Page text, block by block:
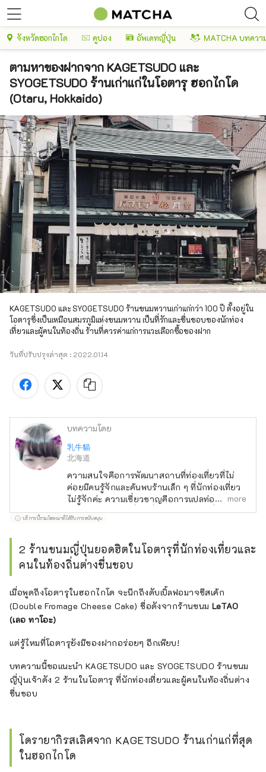
จังหวัดฮอกไกโด คูปอง อัพเดทญี่ปุ่น MATCHA บทควา
ตามหาของฝากจาก KAGETSUDO และ
SYOGETSUDO ร้านเก่าแก่ในโอตารุ ฮอกไกโด
(Otaru, Hokkaido)
KAGETSUDO และ SYOGETSUDO ร้านขนมหวานเก่าแก่กว่า 100 ปี ตั้งอยู่ใน
โอตารุซึ่งเป็นเหมือนสมรภูมิแห่งขนมหวาน เป็นที่รักและชื่นชอบของนักท่อง
เที่ยวและผู้คนในท้องถิ่น ร้านที่ควรค่าแก่การแวะเลือกซื้อของฝาก
วันที่ปรับปรุงล่าสุด : 2022.01.14
บทความโดย
乳牛貓
北海道
ความสนใจคือการพัฒนาสถานที่ท่องเที่ยวที่ไม่
ค่อยมีคนรู้จักและค้นพบร้านเล็ก ๆ ที่นักท่องเที่ยว
ไม่รู้จักค่ะ ความเชี่ยวชาญคือการแปลท่องเที่ยว
และการพูดภาษาญี่ปุ่นเกี่ยวกับการท่องเที่ยวค่ะ
หากคุณต้องการมาเที่ยวที่ฮอกไกโดหรือมีคำถาม
ค่ะ
more
บริการนี้รวมโฆษณาที่ได้รับการสนับสนุน
2 ร้านขนมญี่ปุ่นยอดฮิตในโอตารุที่นักท่องเที่ยวและ
คนในท้องถิ่นต่างชื่นชอบ
เมื่อพูดถึงโอตารุในฮอกไกโด จะนึกถึงดับเบิ้ลฟอมาจชีสเค้ก
(Double Fromage Cheese Cake) ชื่อดังจากร้านขนมLeTAO
(เลอ ทาโอะ)
แต่รู้ไหมที่โอตารุยังมีของฝากอร่อยๆ อีกเพียบ!
บทความนี้ขอแนะนำ KAGETSUDO และ SYOGETSUDO ร้านขนม
ญี่ปุ่นเจ้าดัง 2 ร้านในโอตารุ ที่นักท่องเที่ยวและผู้คนในท้องถิ่นต่าง
ชื่นชอบ
โดรายากิรสเลิศจาก KAGETSUDO ร้านเก่าแก่ที่สุด
ในฮอกไกโด